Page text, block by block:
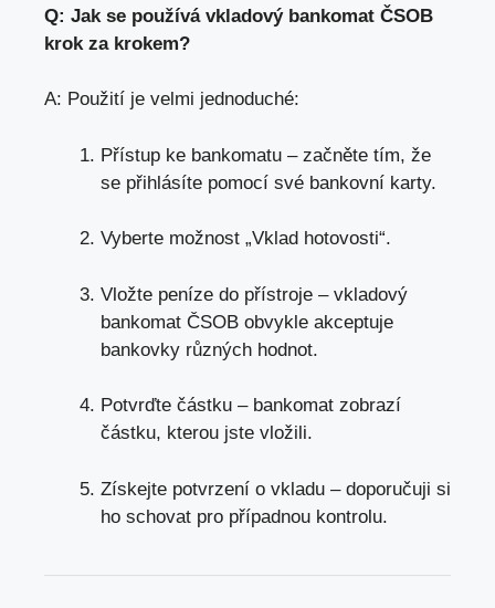
Q: Jak se používá vkladový bankomat ČSOB
krok za krokem?
A: Použití je velmi jednoduché:
Přístup ke bankomatu – začněte tím, že
se přihlásíte pomocí své bankovní karty.
Vyberte možnost „Vklad hotovosti“.
Vložte peníze do přístroje – vkladový
bankomat ČSOB obvykle akceptuje
bankovky různých hodnot.
Potvrďte částku – bankomat zobrazí
částku, kterou jste vložili.
Získejte potvrzení o vkladu – doporučuji si
ho schovat pro případnou kontrolu.